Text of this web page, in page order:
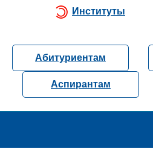
Институты
Абитуриентам
Аспирантам